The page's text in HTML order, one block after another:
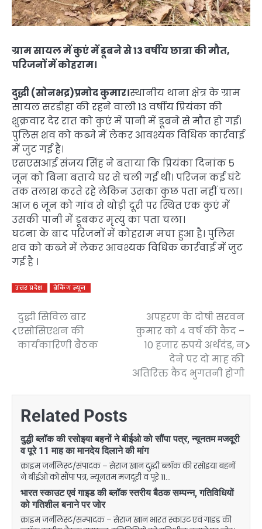
ग्राम सायल में कुएं में डूबने से 13 वर्षीय छात्रा की मौत,
परिजनों में कोहराम।
दुद्धी (सोनभद्र)प्रमोद कुमार।स्थानीय थाना क्षेत्र के ग्राम
सायल सरडीहा की रहने वाली 13 वर्षीय प्रियंका की
शुक्रवार देर रात को कुएं में पानी में डूबने से मौत हो गई।
पुलिस शव को कब्जे में लेकर आवश्यक विधिक कार्रवाई
में जुट गई है।
एसएसआई संजय सिंह ने बताया कि प्रियंका दिनांक 5
जून को बिना बताये घर से चली गई थी। परिजन कई घंटे
तक तलाश करते रहे लेकिन उसका कुछ पता नहीं चला।
आज 6 जून को गांव से थोड़ी दूरी पर स्थित एक कुएं में
उसकी पानी में डूबकर मृत्यु का पता चला।
घटना के बाद परिजनों में कोहराम मचा हुआ है। पुलिस
शव को कब्जे में लेकर आवश्यक विधिक कार्रवाई में जुट
गई है ।
उत्तर प्रदेश ब्रेकिंग न्यूज़
Post
navigation
दुद्धी सिविल बार
एसोसिएशन की
कार्यकारिणी बैठक
अपहरण के दोषी सरवन
कुमार को 4 वर्ष की कैद –
10 हजार रुपये अर्थदंड, न
देने पर दो माह की
अतिरिक्त कैद भुगतनी होगी
Related Posts
दुद्धी ब्लॉक की रसोइया बहनों ने बीईओ को सौंपा पत्र, न्यूनतम मजदूरी
व पूरे 11 माह का मानदेय दिलाने की मांग
क्राइम जर्नलिस्ट/संपादक – सेराज खान दुद्धी ब्लॉक की रसोइया बहनों
ने बीईओ को सौंपा पत्र, न्यूनतम मजदूरी व पूरे 11…
भारत स्काउट एवं गाइड की ब्लॉक स्तरीय बैठक सम्पन्न, गतिविधियों
को गतिशील बनाने पर जोर
क्राइम जर्नलिस्ट/सम्पादक – सेराज खान भारत स्काउट एवं गाइड की